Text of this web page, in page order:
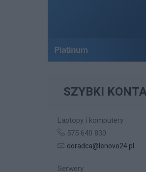
SZYBKI
Laptopy i komputery
575 640 830
doradca@lenovo24.pl
Serwery